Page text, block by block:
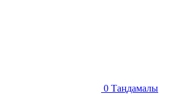
0 Таңдамалы